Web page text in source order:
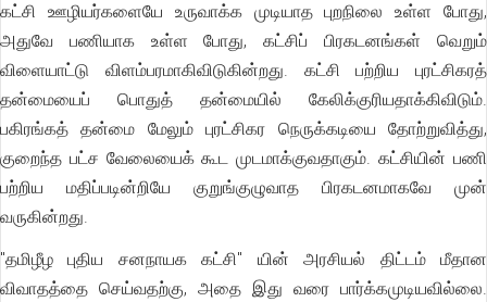
கட்சி ஊழியர்களையே உருவாக்க முடியாத புறநிலை உள்ள போது,
அதுவே பணியாக உள்ள போது, கட்சிப் பிரகடனங்கள் வெறும்
விளையாட்டு விளம்பரமாகிவிடுகின்றது. கட்சி பற்றிய புரட்சிகரத்
தன்மையைப் பொதுத் தன்மையில் கேலிக்குரியதாக்கிவிடும்.
பகிரங்கத் தன்மை மேலும் புரட்சிகர நெருக்கடியை தோற்றுவித்து,
குறைந்த பட்ச வேலையைக் கூட முடமாக்குவதாகும். கட்சியின் பணி
பற்றிய மதிப்படின்றியே குறுங்குழுவாத பிரகடனமாகவே முன்
வருகின்றது.
"தமிழீழ புதிய சனநாயக கட்சி" யின் அரசியல் திட்டம் மீதான
விவாதத்தை செய்வதற்கு, அதை இது வரை பார்க்கமுடியவில்லை.